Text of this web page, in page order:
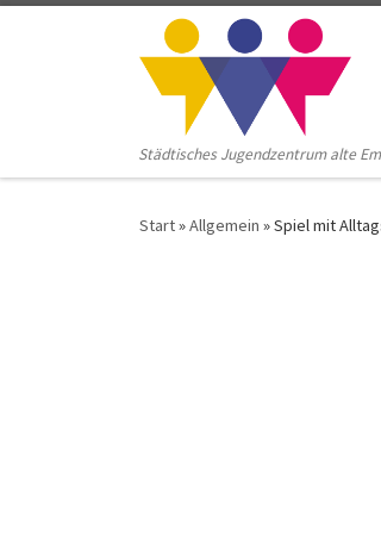
Zum Inhalt springen
Städtisches Jugendzentrum alte
Start»Allgemein »Spiel mit